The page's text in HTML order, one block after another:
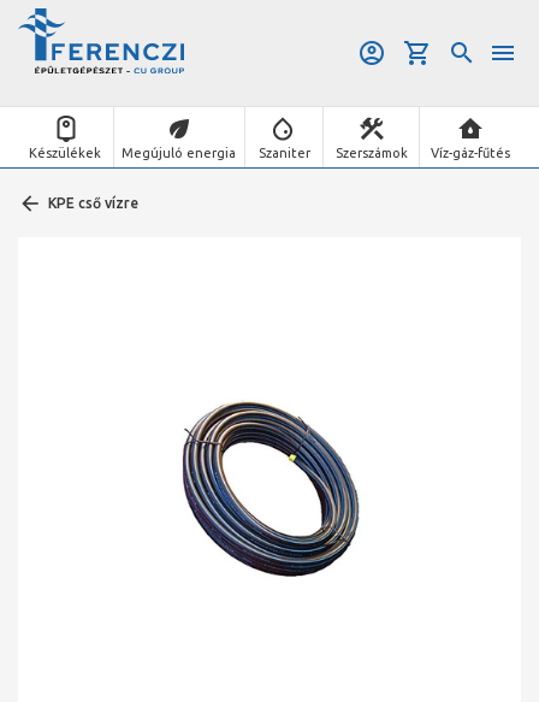
Készülékek Megújuló energia Szaniter Szerszámok Víz-gáz-fűtés
KPE cső vízre